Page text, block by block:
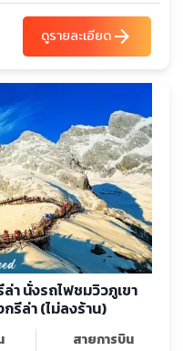
ดูรายละเอียดarrow_forward
า นั่งรถไฟชมวิวภูเขา
รีล่า (ไม่ลงร้าน)
สายการบิน